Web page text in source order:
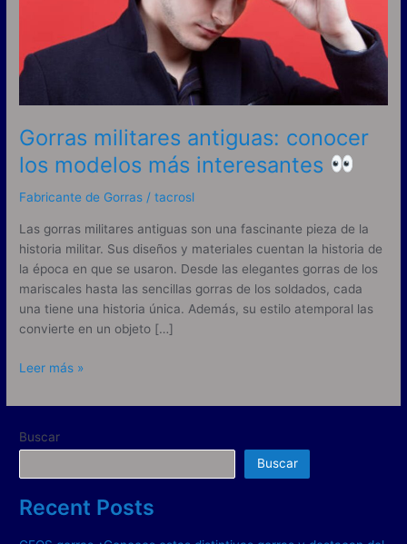
Gorras militares antiguas: conocer
los modelos más interesantes
Fabricante de Gorras /tacrosl
Las gorras militares antiguas son una fascinante pieza de la
historia militar. Sus diseños y materiales cuentan la historia de
la época en que se usaron. Desde las elegantes gorras de los
mariscales hasta las sencillas gorras de los soldados, cada
una tiene una historia única. Además, su estilo atemporal las
convierte en un objeto […]
interesantes
Leer más »
Buscar
Buscar
Recent Posts